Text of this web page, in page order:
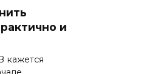
и
кажется